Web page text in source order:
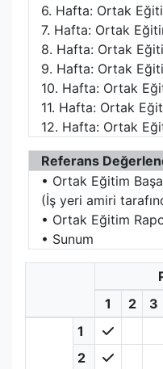
6. Hafta: Ortak
7. Hafta: Ortak
8. Hafta: Ortak
9. Hafta: Ortak
10. Hafta: Ortak
11. Hafta: Ortak
12. Hafta: Ortak
Referans
• Ortak Eğitim
(İş yeri amiri
• Ortak Eğitim
• Sunum
1
2 3
1
2